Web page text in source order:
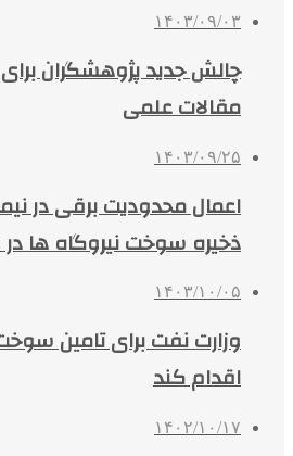
۱۴۰۳/۰۹/۰۳
چالش جدید پژوهشگران برای
مقالات علمی
۱۴۰۳/۰۹/۲۵
اعمال محدودیت‌ برقی در
ذخیره سوخت نیروگاه‌ ها
۱۴۰۳/۱۰/۰۵
وزارت نفت برای تامین
اقدام کند
۱۴۰۲/۱۰/۱۷